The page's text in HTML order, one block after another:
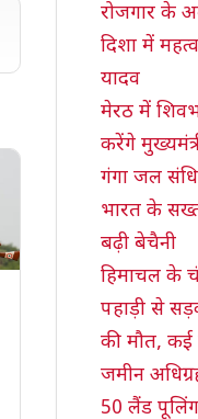
रोजगार के
दिशा में
यादव
मेरठ में
करेंगे
गंगा जल
भारत के
बढ़ी बेचैनी
हिमाचल के
पहाड़ी से
की मौत, कई
जमीन
50 लैंड